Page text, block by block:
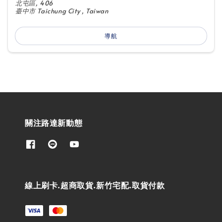
北屯區, 406
臺中市 Taichung City , Taiwan
導航
關注路達新動態
線上刷卡.超商取貨.新竹宅配.取貨付款